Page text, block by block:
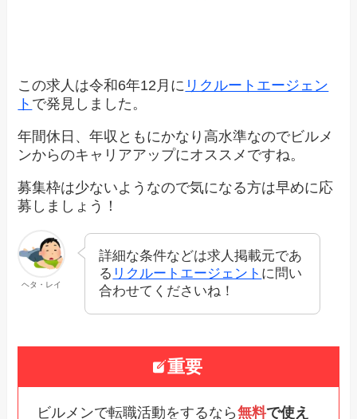
この求人は令和6年12月に リクルートエージェン
ト で発見しました。
年間休日、年収ともにかなり高水準なのでビルメ
ンからのキャリアアップにオススメですね。
募集枠は少ないようなので気になる方は早めに応
募しましょう！
ヘタ・レイ
詳細な条件などは求人掲載元であ
る リクルートエージェント に問い
合わせてくださいね！
重要
ビルメンで転職活動をするなら無料で使え